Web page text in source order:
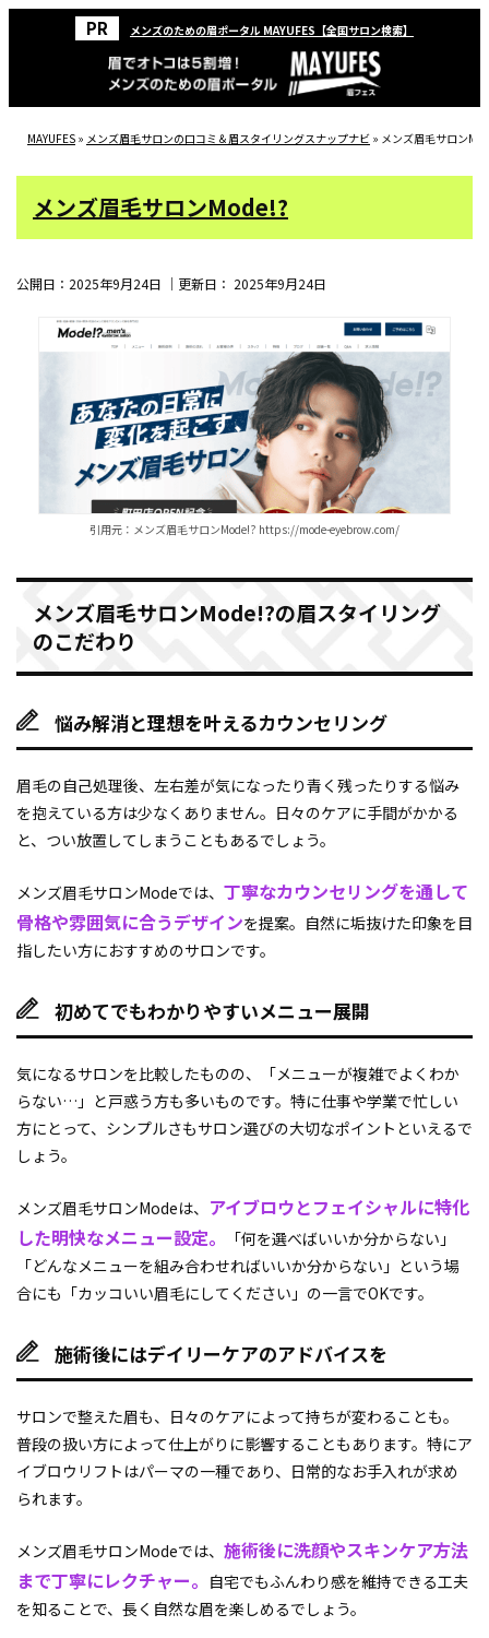
メンズのための眉ポータル MAYUFES【全国サロン検索】
MAYUFES » メンズ眉毛サロンの口コミ＆眉スタイリングスナップナビ » メンズ眉毛サロン
メンズ眉毛サロンMode!?
公開日： 2025年9月24日 ｜更新日： 2025年9月24日
引用元：メンズ眉毛サロンMode!? https://mode-eyebrow.com/
メンズ眉毛サロンMode!?の眉スタイリング
のこだわり
悩み解消と理想を叶えるカウンセリング
眉毛の自己処理後、左右差が気になったり青く残ったりする悩み
を抱えている方は少なくありません。日々のケアに手間がかかる
と、つい放置してしまうこともあるでしょう。
メンズ眉毛サロンModeでは、 丁寧なカウンセリングを通して
骨格や雰囲気に合うデザインを提案。自然に垢抜けた印象を目
指したい方におすすめのサロンです。
初めてでもわかりやすいメニュー展開
気になるサロンを比較したものの、「メニューが複雑でよくわか
らない…」と戸惑う方も多いものです。特に仕事や学業で忙しい
方にとって、シンプルさもサロン選びの大切なポイントといえるで
しょう。
メンズ眉毛サロンModeは、 アイブロウとフェイシャルに特化
した明快なメニュー設定。
「何を選べばいいか分からない」
「どんなメニューを組み合わせればいいか分からない」という場
合にも「カッコいい眉毛にしてください」の一言でOKです。
施術後にはデイリーケアのアドバイスを
サロンで整えた眉も、日々のケアによって持ちが変わることも。
普段の扱い方によって仕上がりに影響することもあります。特にア
イブロウリフトはパーマの一種であり、日常的なお手入れが求め
られます。
メンズ眉毛サロンModeでは、 施術後に洗顔やスキンケア方法
まで丁寧にレクチャー。 自宅でもふんわり感を維持できる工夫
を知ることで、長く自然な眉を楽しめるでしょう。